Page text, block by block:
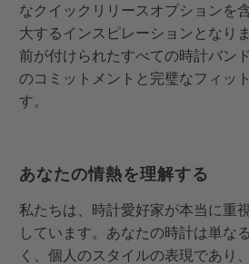
なクイックリリースオプションを
大するインスピレーションとなり
前が付けられたすべての時計バン
のコミットメントと完璧なフィッ
す。
あなたの情熱を理解する
私たちは、時計愛好家が本当に重
しています。あなたの時計は単な
く、個人のスタイルの表現であり